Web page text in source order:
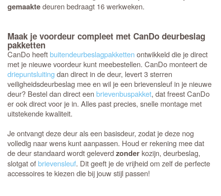
gemaaktedeuren bedraagt 16 werkweken.
Maak je voordeur compleet met CanDo deurbeslag
pakketten
CanDo heeftbuitendeurbeslagpakketten ontwikkeld die je direct
met je nieuwe voordeur kunt meebestellen. CanDo monteert de
driepuntsluitingdan direct in de deur, levert 3 sterren
veiligheidsdeurbeslag mee en wil je een brievensleuf in je nieuwe
deur? Bestel dan direct eenbrievenbuspakket, dat freest CanDo
er ook direct voor je in. Alles past precies, snelle montage met
uitstekende kwaliteit.
Je ontvangt deze deur als een basisdeur, zodat je deze nog
volledig naar wens kunt aanpassen. Houd er rekening mee dat
de deur standaard wordt geleverdzonderkozijn, deurbeslag,
slotgat ofbrievensleuf. Dit geeft je de vrijheid om zelf de perfecte
accessoires te kiezen die bij jouw stijl passen!